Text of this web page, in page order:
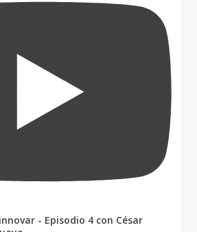
- Episodio 4 con César